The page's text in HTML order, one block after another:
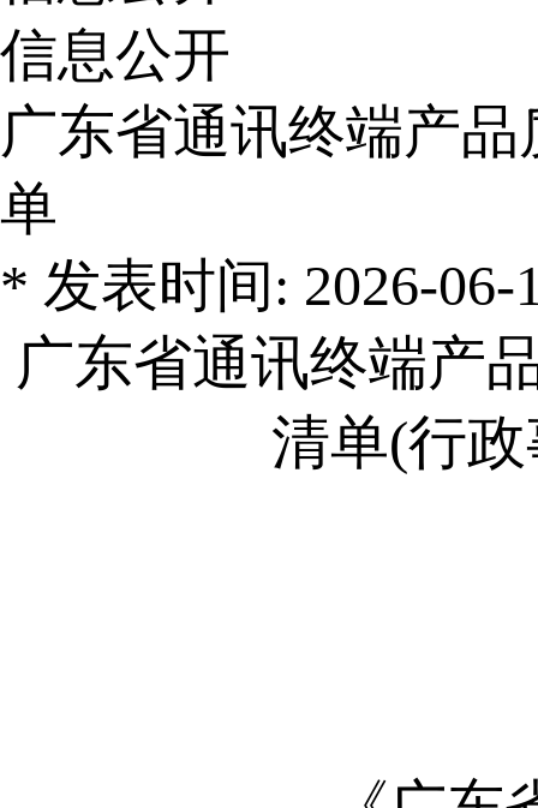
信息公开
广东省通讯终端产
单
* 发表时间: 2026-06-
广东省通讯终端产
清单(行